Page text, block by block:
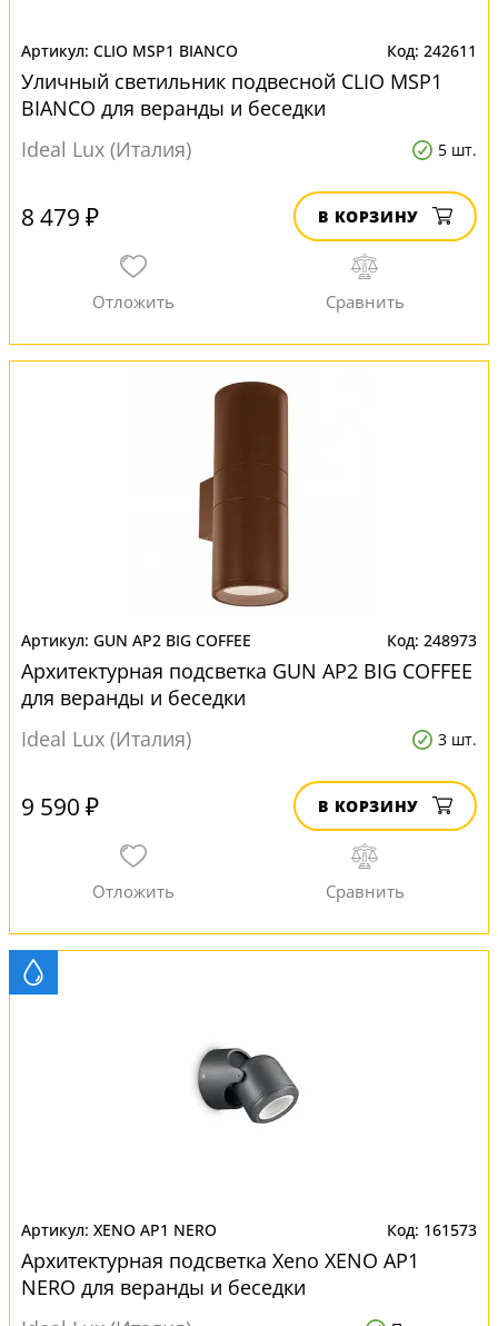
CLIO MSP1 BIANCO 242611
Уличный светильник подвесной CLIO MSP1
BIANCO для веранды и беседки
Ideal Lux (Италия)
5 шт.
8 479 ₽ В КОРЗИНУ
GUN AP2 BIG COFFEE 248973
Архитектурная подсветка GUN AP2 BIG COFFEE
для веранды и беседки
Ideal Lux (Италия)
3 шт.
9 590 ₽ В КОРЗИНУ
XENO AP1 NERO 161573
Архитектурная подсветка Xeno XENO AP1
NERO для веранды и беседки